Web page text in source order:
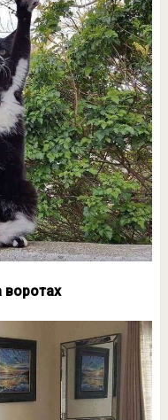
воротах